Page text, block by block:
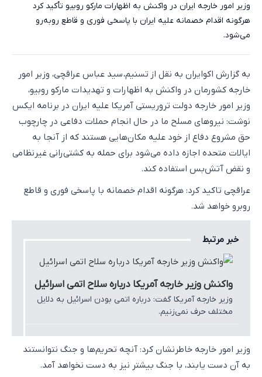
وزیر امور خارجه ایران در واکنش به اظهارات مارکو روبیو تأکید کرد
هرگونه اقدام خصمانه علیه ایران با پاسخی فوری و قاطع روبه‌رو
می‌شود.
به گزارش اکوایران به نقل از تسنیم، سید عباس عراقچی، وزیر امور
خارجه کشورمان در واکنش به اظهارات و تهدیدات مارکو روبیو،
وزیر امور خارجه دولت تروریستی آمریکا علیه ایران در برنامه ایکس
نوشت: نیروهای مسلح ما در حال انجام حملات دفاعی در چارچوب
حق مشروع دفاع از خود علیه مکان‌هایی هستند که از آنجا به
ایالات متحده اجازه داده می‌شود برای حمله به کشتی‌رانی غیرنظامی
و نقض آتش‌بس استفاده کند.
عراقچی تاکید کرد: هرگونه اقدام خصمانه با پاسخی فوری و قاطع
روبرو خواهد شد.
خبر مرتبط
واکنش وزیر خارجه آمریکا درباره سلاح اتمی اسرائیل
وزیر خارجه آمریکا گفت: درباره اتمی بودن اسرائیل به دلایل
مختلف حرف نمی‌زنیم.
وزیر امور خارجه خاطرنشان کرد: آنچه تحریم‌ها و جنگ نتوانستند
به آن دست یابند، با جنگ بیشتر نیز به دست نخواهد آمد.